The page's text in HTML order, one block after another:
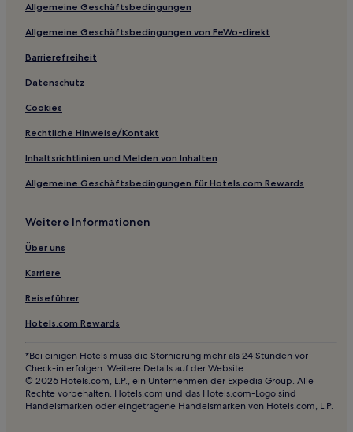
Haustierfreundliche in Dornumersiel
Familien in Dornumersiel
Hotels mit Parkplatz in Landkreis Wittmund
Familien in Landkreis Wittmund
Familien in Greetsiel
Hotels mit Parkplatz in Werdum
Haustierfreundliche in Werdum
Familien in Ostfriesland
Hotels mit Parkplatz in Ostfriesland
Haustierfreundliche in Ostfriesland
Haustierfreundliche in Nesse
Hotels mit Küchenzeile in Norddeich
Familien in Norddeich
Haustierfreundliche in Norddeich
Business in Papenburg
Haustierfreundliche in Krummhörn
Allgemeine Geschäftsbedingungen
Allgemeine Geschäftsbedingungen von FeWo-direkt
Barrierefreiheit
Datenschutz
Cookies
Rechtliche Hinweise/Kontakt
Inhaltsrichtlinien und Melden von Inhalten
Allgemeine Geschäftsbedingungen für Hotels.com Rewards
Weitere Informationen
Über uns
Karriere
Reiseführer
Hotels.com Rewards
*Bei einigen Hotels muss die Stornierung mehr als 24 Stunden vor
Check-in erfolgen. Weitere Details auf der Website.
© 2026 Hotels.com, L.P., ein Unternehmen der Expedia Group. Alle
Rechte vorbehalten. Hotels.com und das Hotels.com-Logo sind
Handelsmarken oder eingetragene Handelsmarken von Hotels.com, L.P.